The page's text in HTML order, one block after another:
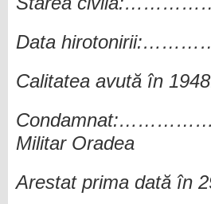
Data
Calitatea avută în
Militar Oradea
Arestat prima dată în